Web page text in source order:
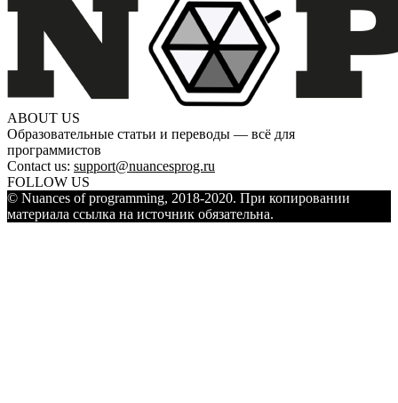
ABOUT US
Образовательные статьи и переводы — всё для
программистов
Contact us: support@nuancesprog.ru
FOLLOW US
© Nuances of programming, 2018-2020. При копировании
материала ссылка на источник обязательна.